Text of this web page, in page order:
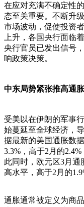
在应对充满不确定性
态至关重要。不断升
市场波动，促使投资
上升，各国央行面临
央行官员已发出信号
响政策决策。
中东局势紧张推高通胀
受美以在伊朗的军事
始蔓延至全球经济，
据最新的美国通胀数
3.3%，高于2月的
此同时，欧元区3月通
高水平，高于2月的
通胀通常被定义为商